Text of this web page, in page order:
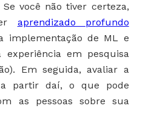
você não tiver certeza,
aprendizado profundo
implementação de ML e
em pesquisa
Em seguida, avaliar a
a partir daí, o que pode
as pessoas sobre sua